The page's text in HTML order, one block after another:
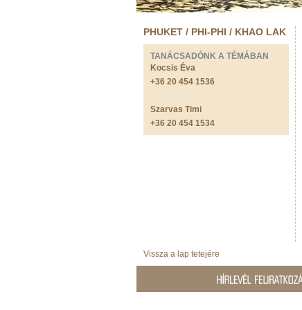
PHUKET / PHI-PHI / KHAO LAK
TANÁCSADÓNK A TÉMÁBAN
Kocsis Éva
+36 20 454 1536
Szarvas Timi
+36 20 454 1534
Vissza a lap tetejére